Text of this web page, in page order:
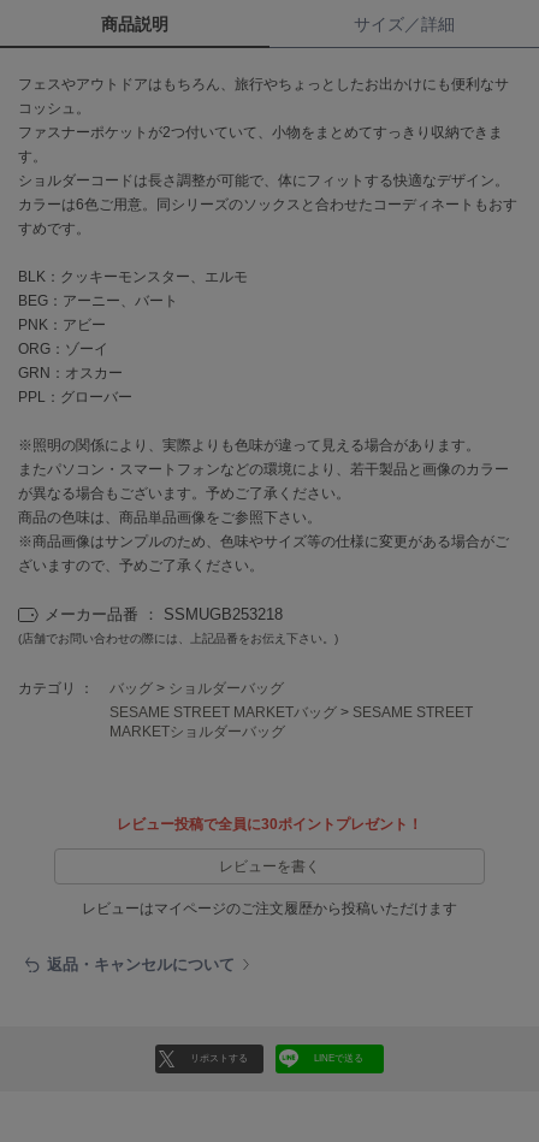
CELFORD
célon
セロン
Clarks Premium
クラークス
コードエー
COLE HAAN
コール ハーン
CONVERSE
コンバース
DANSKIN
ダンスキン
EIMY ISTOIRE
エイミー イストワール
エミ
ETRÉ TOKYO
エトレトウキョウ
アイ
商品説明 サイズ／詳細
フェスやアウトドアはもちろん、旅行やちょっとしたお出かけにも便利なサ
コッシュ。
ファスナーポケットが2つ付いていて、小物をまとめてすっきり収納できま
す。
ショルダーコードは長さ調整が可能で、体にフィットする快適なデザイン。
カラーは6色ご用意。同シリーズのソックスと合わせたコーディネートもおす
すめです。
BLK：クッキーモンスター、エルモ
BEG：アーニー、バート
PNK：アビー
ORG：ゾーイ
GRN：オスカー
PPL：グローバー
※照明の関係により、実際よりも色味が違って見える場合があります。
またパソコン・スマートフォンなどの環境により、若干製品と画像のカラー
が異なる場合もございます。予めご了承ください。
商品の色味は、商品単品画像をご参照下さい。
※商品画像はサンプルのため、色味やサイズ等の仕様に変更がある場合がご
ざいますので、予めご了承ください。
メーカー品番 ： SSMUGB253218
(店舗でお問い合わせの際には、上記品番をお伝え下さい。)
カテゴリ ： バッグ > ショルダーバッグ
SESAME STREET MARKETバッグ > SESAME STREET
MARKETショルダーバッグ
レビュー投稿で全員に30ポイントプレゼント！
レビューを書く
レビューはマイページのご注文履歴から投稿いただけます
返品・キャンセルについて
リポストする LINEで送る